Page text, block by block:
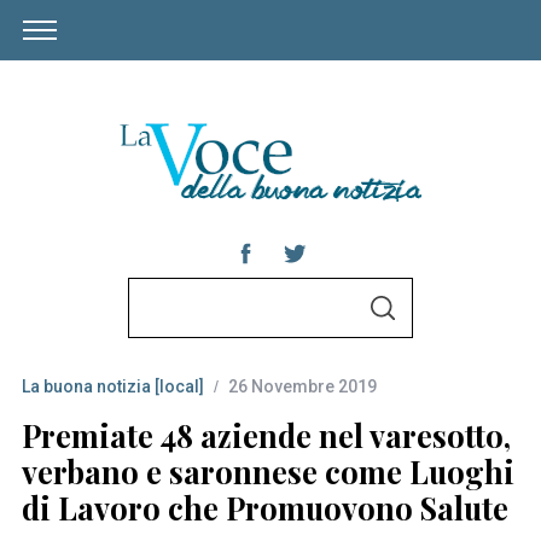
r
c
h
f
o
S
La buona notizia [local] 26 Novembre 2019
Premiate 48 aziende nel varesotto,
verbano e saronnese come Luoghi
di Lavoro che Promuovono Salute